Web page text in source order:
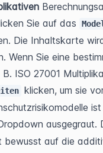
Sie auf das
Die Inhaltskarte
Wenn Sie eine
ISO 27001
klicken, um sie
ausgegraut.
bewusst auf die